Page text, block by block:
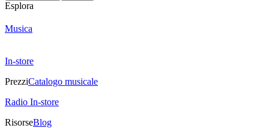
Esplora
Musica
In-store
PrezziCatalogo musicale
Radio In-store
RisorseBlog